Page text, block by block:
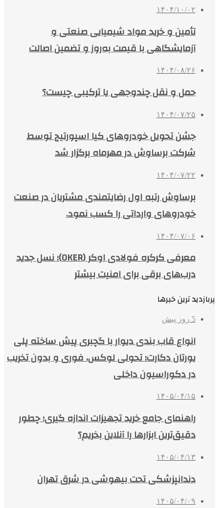
۱۴۰۴/۱۰/۰۲
تأمین و خرید مواد شیمیایی صنعتی و
آزمایشگاهی با قیمت به‌روز و تضمین اصالت
۱۴۰۴/۰۸/۲۶
حمل و نقل چندوجهی یا ترکیبی چیست؟
۱۴۰۴/۰۷/۲۵
جشن تحویل خودروهای کیا اسپورتیج توسط
شرکت برساوش در مهرماه برگزار شد
۱۴۰۴/۰۷/۲۲
برساوش رتبه اول رضایتمندی مشتریان در صنعت
خودروهای وارداتی را کسب نمود.
۱۴۰۴/۰۷/۰۶
معرفی کرکره فولادی اوکر (OKER)؛ نسل جدید
درب‌های برقی برای امنیت بیشتر
پربازدید ترین خبرها
5 روز پیش
انواع قاب بندی دیوار با گچبری پیش ساخته پلی
یورتان دکارت؛ تحولی لوکس، فوری و بدون تخریب
در دکوراسیون داخلی
۱۴۰۵/۰۴/۱۵
راهنمای جامع خرید تجهیزات اندازه گیری؛ چطور
دقیق‌ترین ابزارها را آنلاین بخریم؟
۱۴۰۵/۰۴/۱۳
دندانپزشکی تحت بیهوشی در شرق تهران
۱۴۰۵/۰۴/۰۹